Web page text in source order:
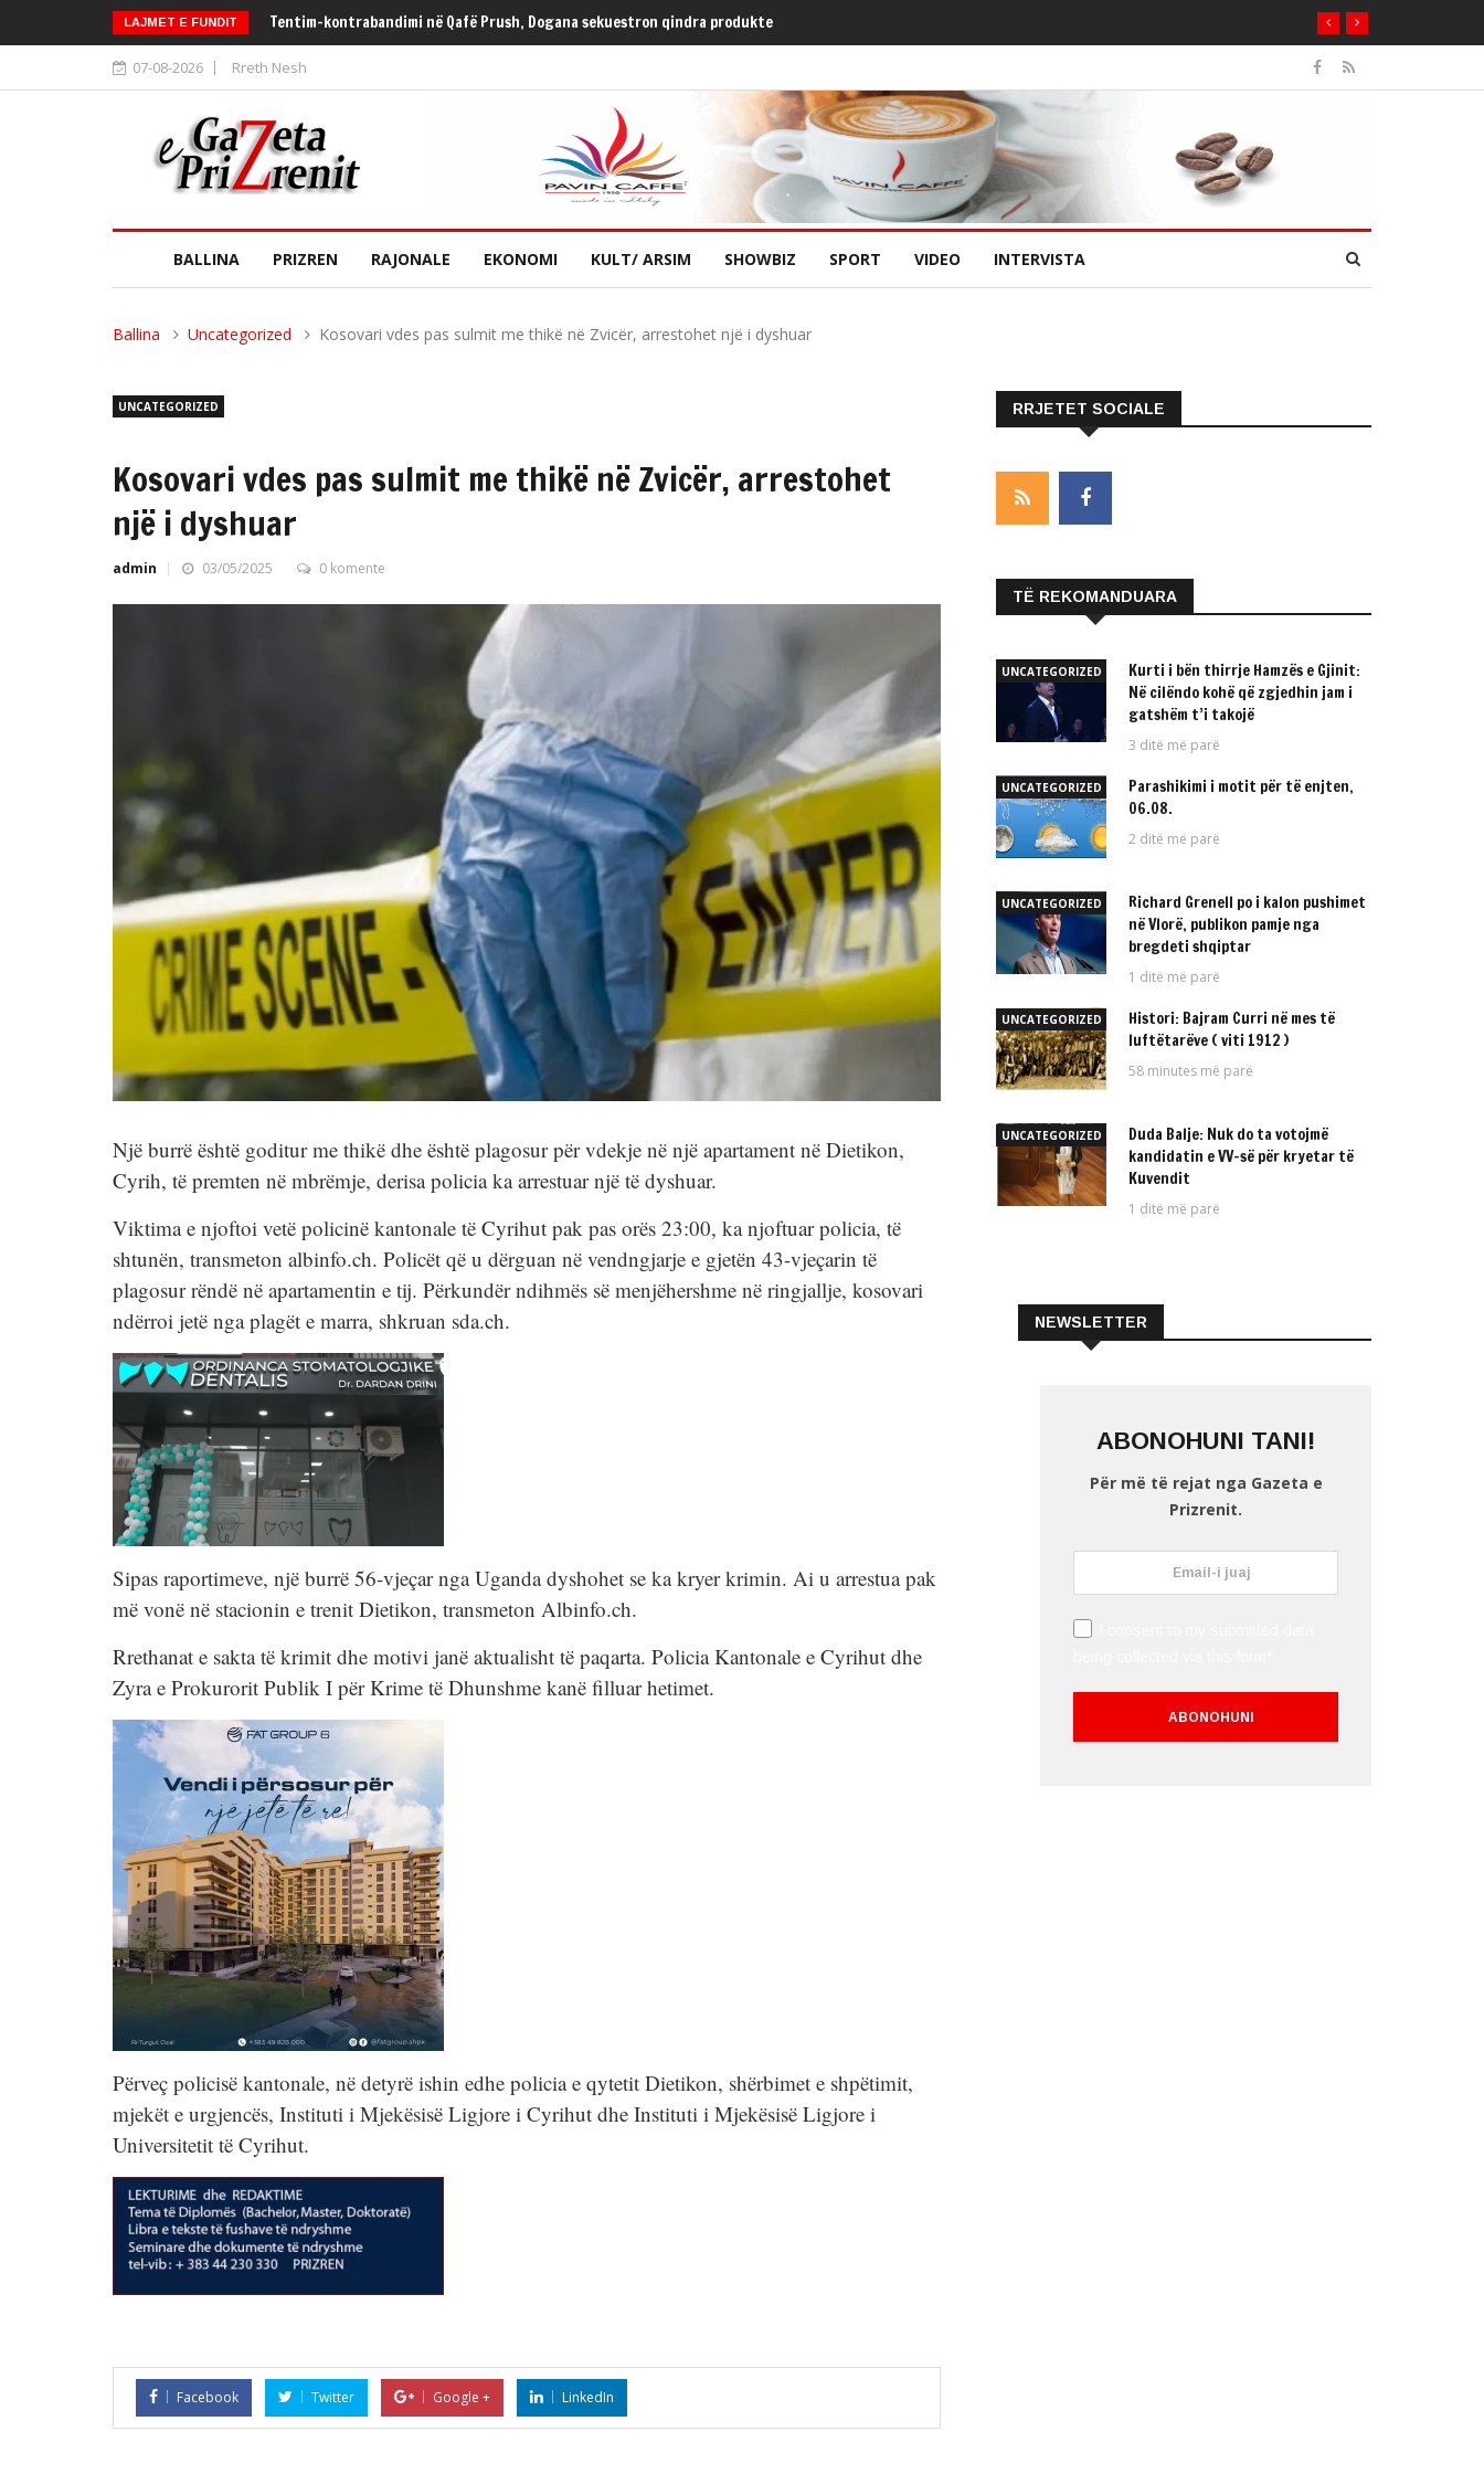
LAJMET E FUNDIT Tentim-kontrabandimi në Qafë Prush, Dogana sekuestron qindra produkte
07-08-2026 Rreth Nesh
BALLINA PRIZREN RAJONALE EKONOMI KULT/ ARSIM SHOWBIZ SPORT VIDEO INTERVISTA
Ballina Uncategorized Kosovari vdes pas sulmit me thikë në Zvicër, arrestohet një i dyshuar
UNCATEGORIZED
Kosovari vdes pas sulmit me thikë në Zvicër, arrestohet
një i dyshuar
admin 03/05/2025 0 komente
Një burrë është goditur me thikë dhe është plagosur për vdekje në një apartament në Dietikon,
Cyrih, të premten në mbrëmje, derisa policia ka arrestuar një të dyshuar.
Viktima e njoftoi vetë policinë kantonale të Cyrihut pak pas orës 23:00, ka njoftuar policia, të
shtunën, transmeton albinfo.ch. Policët që u dërguan në vendngjarje e gjetën 43-vjeçarin të
plagosur rëndë në apartamentin e tij. Përkundër ndihmës së menjëhershme në ringjallje, kosovari
ndërroi jetë nga plagët e marra, shkruan sda.ch.
Sipas raportimeve, një burrë 56-vjeçar nga Uganda dyshohet se ka kryer krimin. Ai u arrestua pak
më vonë në stacionin e trenit Dietikon, transmeton Albinfo.ch.
Rrethanat e sakta të krimit dhe motivi janë aktualisht të paqarta. Policia Kantonale e Cyrihut dhe
Zyra e Prokurorit Publik I për Krime të Dhunshme kanë filluar hetimet.
Përveç policisë kantonale, në detyrë ishin edhe policia e qytetit Dietikon, shërbimet e shpëtimit,
mjekët e urgjencës, Instituti i Mjekësisë Ligjore i Cyrihut dhe Instituti i Mjekësisë Ligjore i
Universitetit të Cyrihut.
Facebook Twitter Google + LinkedIn
RRJETET SOCIALE
TË REKOMANDUARA
UNCATEGORIZED
Kurti i bën thirrje Hamzës e Gjinit:
Në cilëndo kohë që zgjedhin jam i
gatshëm t’i takojë
3 ditë më parë
UNCATEGORIZED
Parashikimi i motit për të enjten,
06.08.
2 ditë më parë
UNCATEGORIZED
Richard Grenell po i kalon pushimet
në Vlorë, publikon pamje nga
bregdeti shqiptar
1 ditë më parë
UNCATEGORIZED
Histori: Bajram Curri në mes të
luftëtarëve ( viti 1912 )
58 minutes më parë
UNCATEGORIZED
Duda Balje: Nuk do ta votojmë
kandidatin e VV-së për kryetar të
Kuvendit
1 ditë më parë
NEWSLETTER
ABONOHUNI TANI!
Për më të rejat nga Gazeta e
Prizrenit.